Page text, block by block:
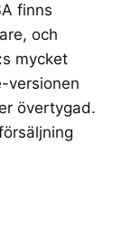
finns
och
mycket
versionen
övertygad.